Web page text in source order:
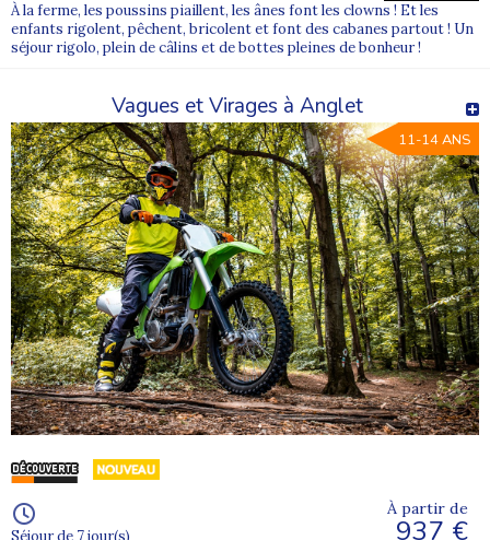
À la ferme, les poussins piaillent, les ânes font les clowns ! Et les
enfants rigolent, pêchent, bricolent et font des cabanes partout ! Un
séjour rigolo, plein de câlins et de bottes pleines de bonheur !
Vagues et Virages à Anglet
11-14 ANS
Séjour de 7 jour(s)
À partir de
937 €